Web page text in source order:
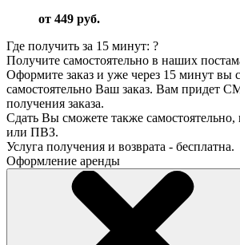
от 449 руб.
Где получить за 15 минут: ?
Получите самостоятельно в наших
Оформите заказ и уже через 15 минут вы
самостоятельно Ваш заказ. Вам придет
получения заказа.
Сдать Вы сможете также
или ПВЗ.
Услуга получения и возврата - бесплатна.
Оформление аренды